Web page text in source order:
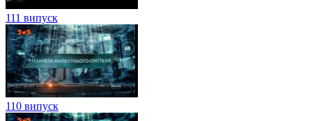
111 випуск
110 випуск